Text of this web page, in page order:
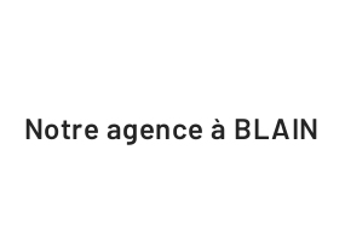
Notre agence à BLAIN